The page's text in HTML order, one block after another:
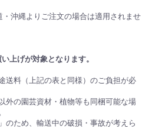
沖縄よりご注文の場合は適用されませ
上げが対象となります。
送料（上記の表と同様）のご負担が必
外の園芸資材・植物等も同梱可能な場
のため、輸送中の破損・事故が考えら